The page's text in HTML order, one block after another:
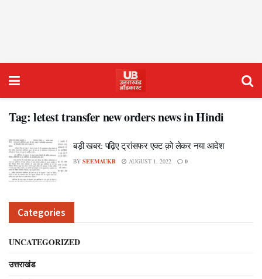
Tag: letest transfer new orders news in Hindi
बड़ी खबर: पढ़िए ट्रांसफर एक्ट क़ो लेकर नया आदेश
BY SEEMAUKB AUGUST 1, 2022 0
Categories
UNCATEGORIZED
उत्तराखंड